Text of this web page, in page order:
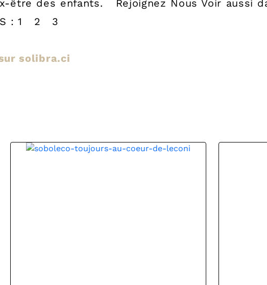
être des enfants. Rejoignez Nous Voir aussi
: 1 2 3
solibra.ci